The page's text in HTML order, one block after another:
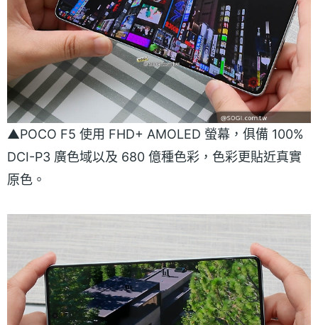
▲POCO F5 使用 FHD+ AMOLED 螢幕，俱備 100%
DCI-P3 廣色域以及 680 億種色彩，色彩更貼近真實
原色。